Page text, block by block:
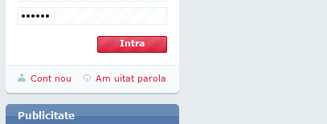
Cont nou Am uitat parola
Publicitate